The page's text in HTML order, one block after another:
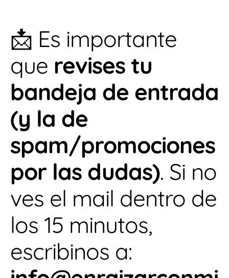
📩 Es importante
que revises tu
bandeja de entrada
(y la de
spam/promociones
por las dudas). Si no
ves el mail dentro de
los 15 minutos,
escribinos a: